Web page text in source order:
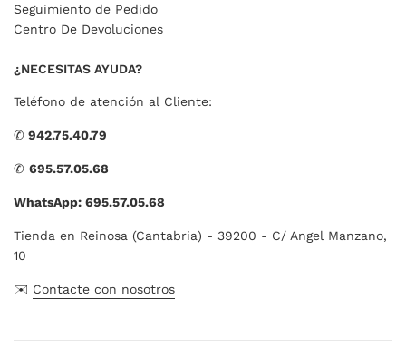
Seguimiento de Pedido
Centro De Devoluciones
¿NECESITAS AYUDA?
Teléfono de atención al Cliente:
✆ 942.75.40.79
✆ 695.57.05.68
WhatsApp: 695.57.05.68
Tienda en Reinosa (Cantabria) - 39200 - C/ Angel Manzano,
10
✉️ Contacte con nosotros